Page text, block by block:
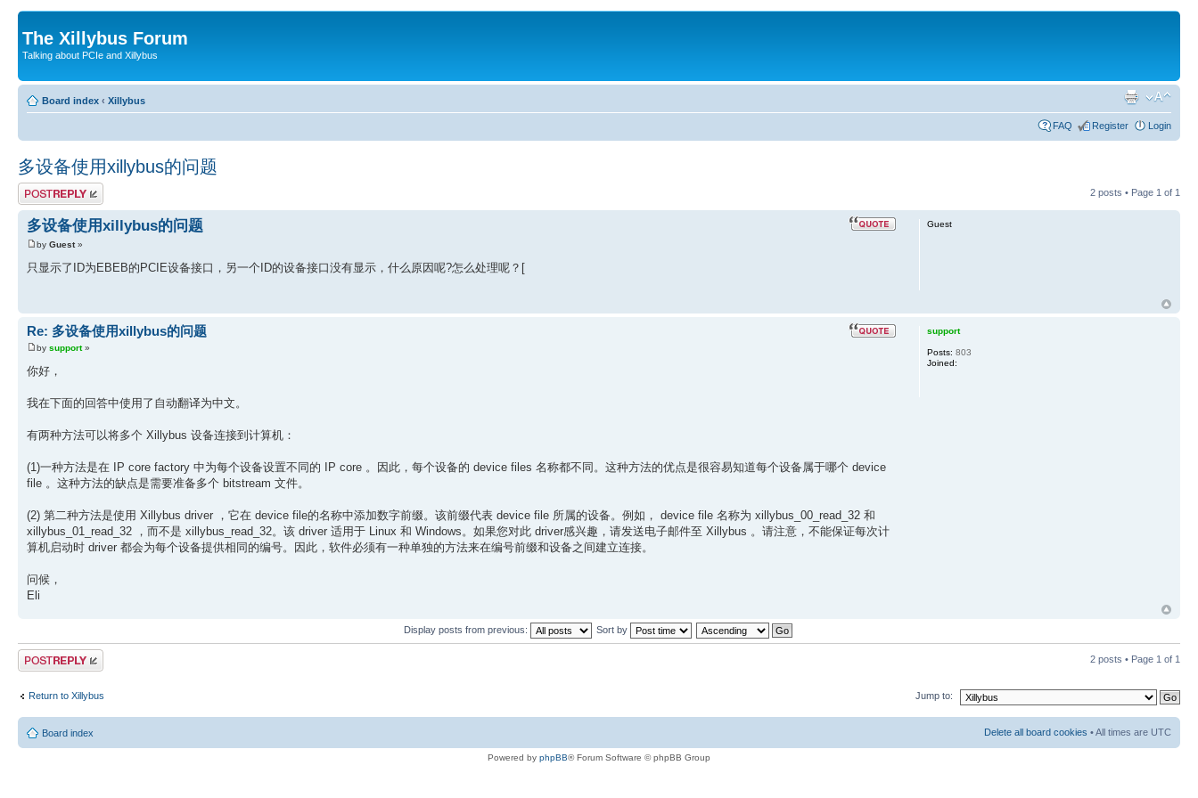
The Xillybus Forum
Talking about PCIe and Xillybus
Board index ‹ Xillybus
FAQ Register Login
多设备使用xillybus的问题
Post a reply 2 posts • Page 1 of 1
多设备使用xillybus的问题
by Guest»
只显示了ID为EBEB的PCIE设备接口，另一个ID的设备接口没有显示，什么原因呢?怎么处理呢？[
Guest
Re: 多设备使用xillybus的问题
by support»
你好，
我在下面的回答中使用了自动翻译为中文。
有两种方法可以将多个 Xillybus 设备连接到计算机：
(1)一种方法是在 IP core factory 中为每个设备设置不同的 IP core 。因此，每个设备的 device files 名称都不同。这种方法的优点是很容易知道每个设备属于哪个 device
file 。这种方法的缺点是需要准备多个 bitstream 文件。
(2) 第二种方法是使用 Xillybus driver ，它在 device file的名称中添加数字前缀。该前缀代表 device file 所属的设备。例如， device file 名称为 xillybus_00_read_32 和
xillybus_01_read_32 ，而不是 xillybus_read_32。该 driver 适用于 Linux 和 Windows。如果您对此 driver感兴趣，请发送电子邮件至 Xillybus 。请注意，不能保证每次计
算机启动时 driver 都会为每个设备提供相同的编号。因此，软件必须有一种单独的方法来在编号前缀和设备之间建立连接。
问候，
Eli
support
Posts: 803
Joined:
Display posts from previous: Sort by
Post a reply 2 posts • Page 1 of 1
Return to Xillybus Jump to:
Board index Delete all board cookies • All times are UTC
Powered by phpBB® Forum Software © phpBB Group